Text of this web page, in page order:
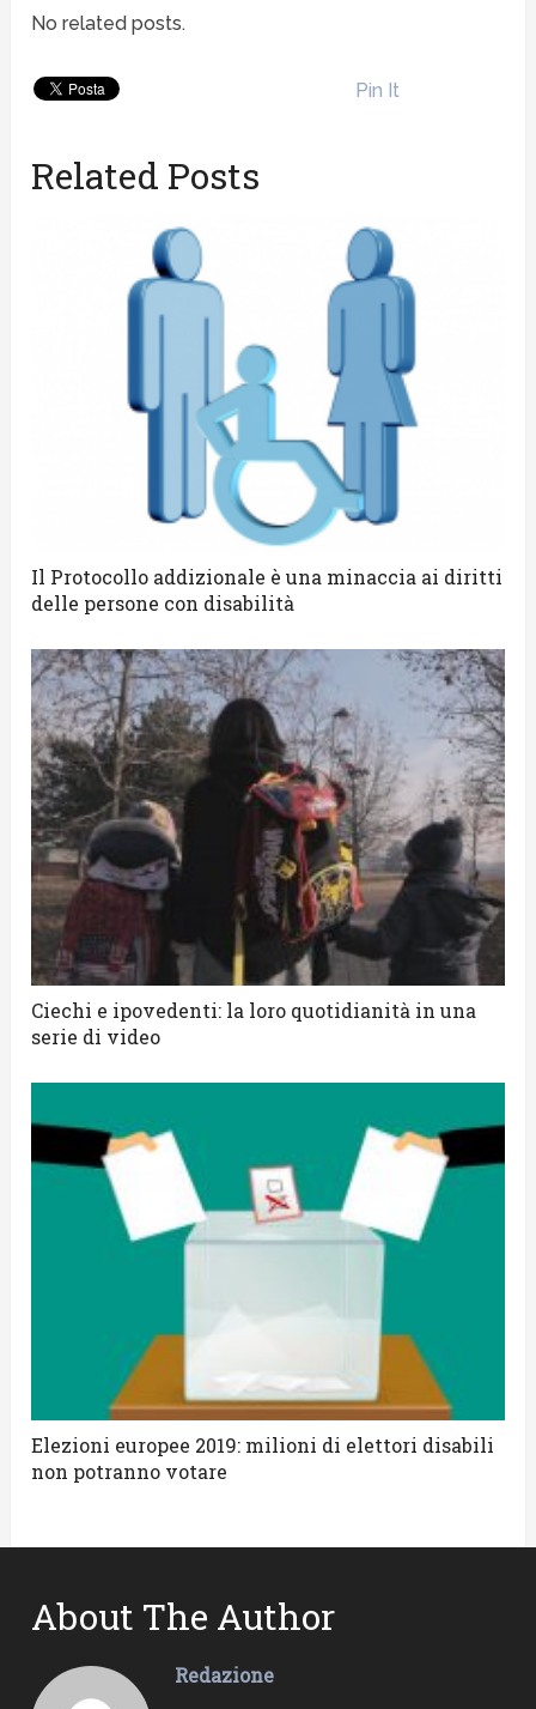
No related posts.
Pin It
Related Posts
Il Protocollo addizionale è una minaccia ai diritti
delle persone con disabilità
Ciechi e ipovedenti: la loro quotidianità in una
serie di video
Elezioni europee 2019: milioni di elettori disabili
non potranno votare
About The Author
Redazione